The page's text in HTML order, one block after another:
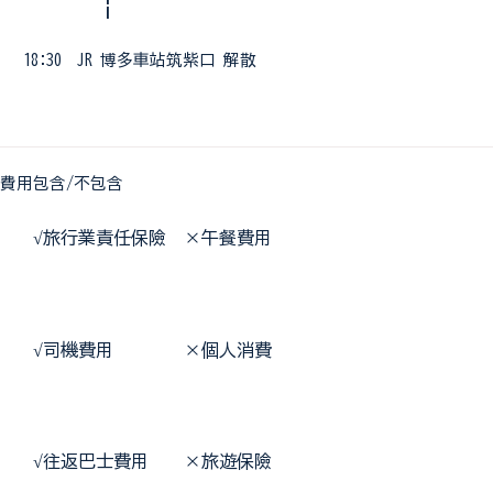
18:30 JR 博多車站筑紫口 解散
費用包含/不包含
√旅行業責任保險  ×午餐費用
√司機費用        ×個人消費
√往返巴士費用    ×旅遊保險